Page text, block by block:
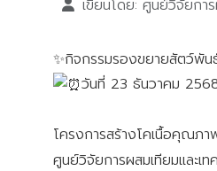
เขียนโดย:ศูนย์วิจัยการ
✨️กิจกรรมรองขยายสัตว์พั
วันที่ 23 ธันวาคม
โครงการสร้างโคเนื้อคุณภ
ศูนย์วิจัยการผสมเทียมและเ